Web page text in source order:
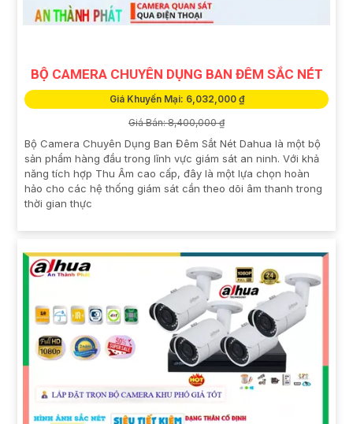
BỘ CAMERA CHUYÊN DỤNG BAN ĐÊM SẮC NÉT
Giá Khuyến Mại: 6,032,000 ₫
Giá Bán: 8,400,000 ₫
Bộ Camera Chuyên Dụng Ban Đêm Sắt Nét Dahua là một bộ
sản phẩm hàng đầu trong lĩnh vực giám sát an ninh. Với khả
năng tích hợp Thu Âm cao cấp, đây là một lựa chọn hoàn
hảo cho các hệ thống giám sát cần theo dõi âm thanh trong
thời gian thực